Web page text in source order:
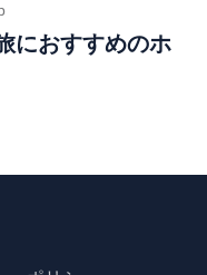
におすすめのホ